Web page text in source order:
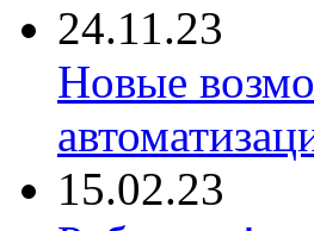
24.11.23
Новые
15.02.23